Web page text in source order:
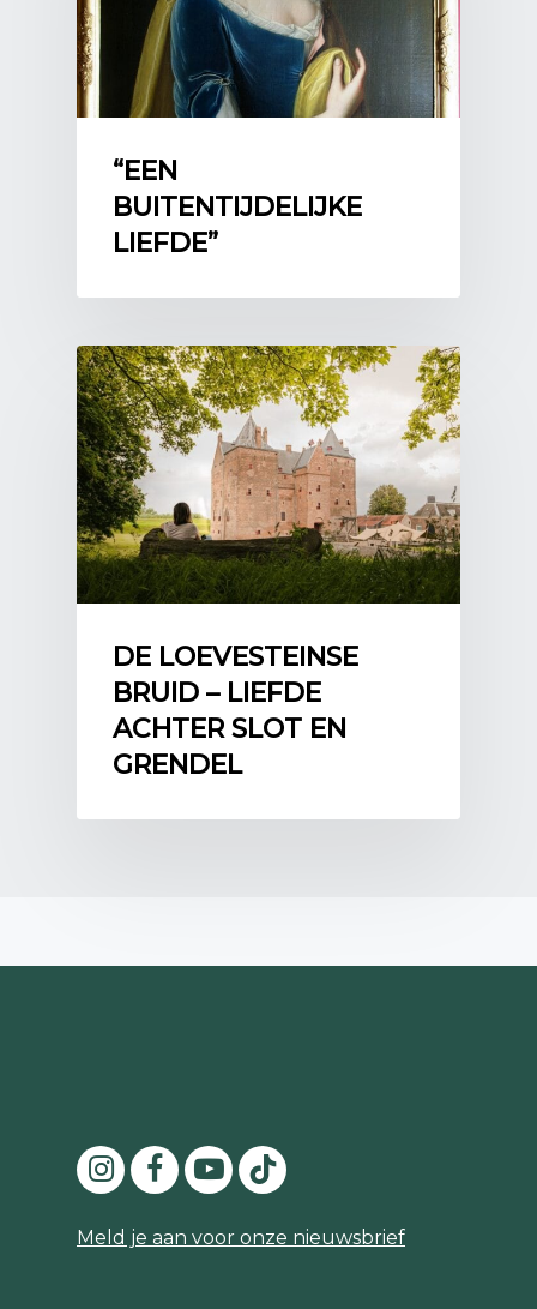
Thema 2022 Rampenjaar 1672
“EEN
BUITENTIJDELIJKE
LIEFDE”
DE LOEVESTEINSE
BRUID – LIEFDE
ACHTER SLOT EN
GRENDEL
Meld je aan voor onze nieuwsbrief